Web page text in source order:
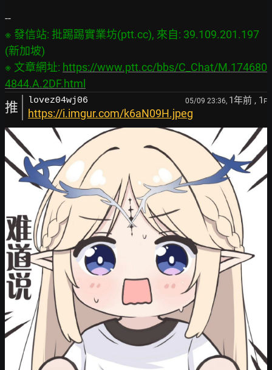
※ 發信站: 批踢踢實業坊(ptt.cc), 來自: 39.109.201.197
(新加坡)
※ 文章網址: https://www.ptt.cc/bbs/C_Chat/M.174680
4844.A.2DF.html
推 lovez04wj06 05/09 23:36, 1年前 , 1 F
https://i.imgur.com/k6aN09H.jpeg